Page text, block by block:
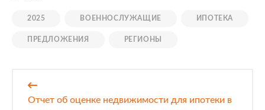
2025 ВОЕННОСЛУЖАЩИЕ ИПОТЕКА
ПРЕДЛОЖЕНИЯ РЕГИОНЫ
Отчет об оценке недвижимости для ипотеки в